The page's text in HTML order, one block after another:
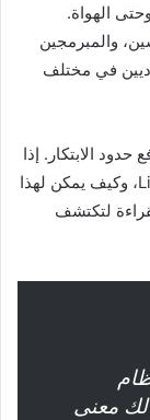
الهواة.
والمبرمجين
في مختلف
الابتكار. إذا
كنت تتساءل عن سبب الإقبال المتزايد على Linux، وكيف يمكن لهذا
لتكتشف
لك معنى